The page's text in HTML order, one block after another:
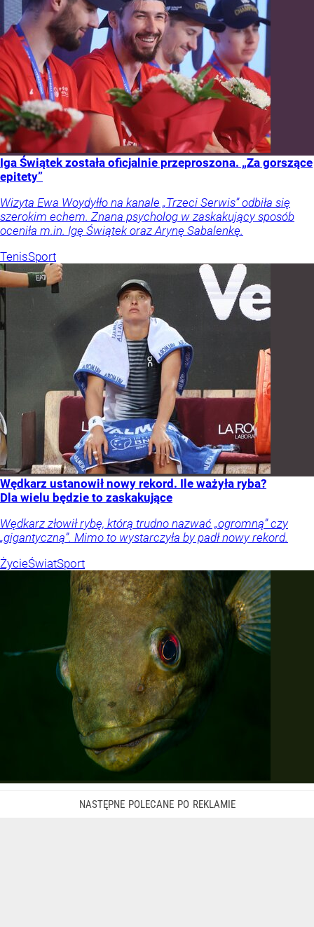
Iga Świątek została oficjalnie przeproszona. „Za gorszące
epitety”
Wizyta Ewa Woydyłło na kanale „Trzeci Serwis” odbiła się
szerokim echem. Znana psycholog w zaskakujący sposób
oceniła m.in. Igę Świątek oraz Arynę Sabalenkę.
TenisSport
Wędkarz ustanowił nowy rekord. Ile ważyła ryba?
Dla wielu będzie to zaskakujące
Wędkarz złowił rybę, którą trudno nazwać „ogromną” czy
„gigantyczną”. Mimo to wystarczyła by padł nowy rekord.
ŻycieŚwiatSport